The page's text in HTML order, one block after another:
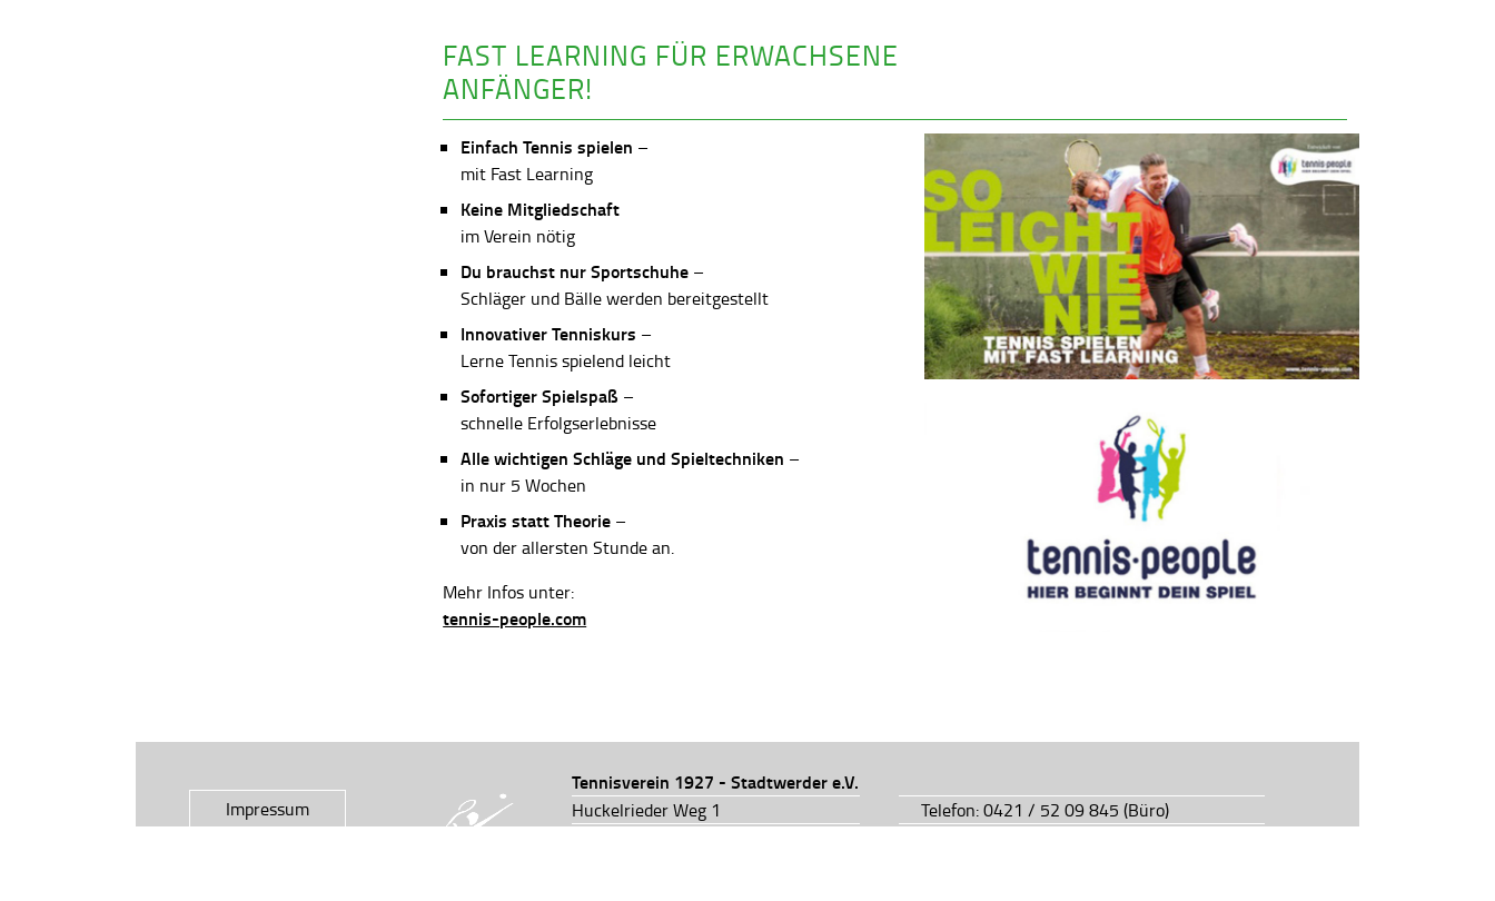
FAST LEARNING FÜR ERWACHSENE
ANFÄNGER!
Einfach Tennis spielen –
mit Fast Learning
Keine Mitgliedschaft
im Verein nötig
Du brauchst nur Sportschuhe –
Schläger und Bälle werden bereitgestellt
Innovativer Tenniskurs –
Lerne Tennis spielend leicht
Sofortiger Spielspaß –
schnelle Erfolgserlebnisse
Alle wichtigen Schläge und Spieltechniken –
in nur 5 Wochen
Praxis statt Theorie –
von der allersten Stunde an.
Mehr Infos unter:
tennis-people.com
Impressum
Tennisverein 1927 - Stadtwerder e.V.
Huckelrieder Weg 1
Telefon: 0421 / 52 09 845 (Büro)